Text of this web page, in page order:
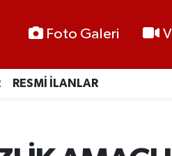
Foto Galeri
RESMİ İLANLAR